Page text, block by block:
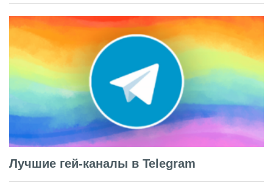
Лучшие гей-каналы в Telegram